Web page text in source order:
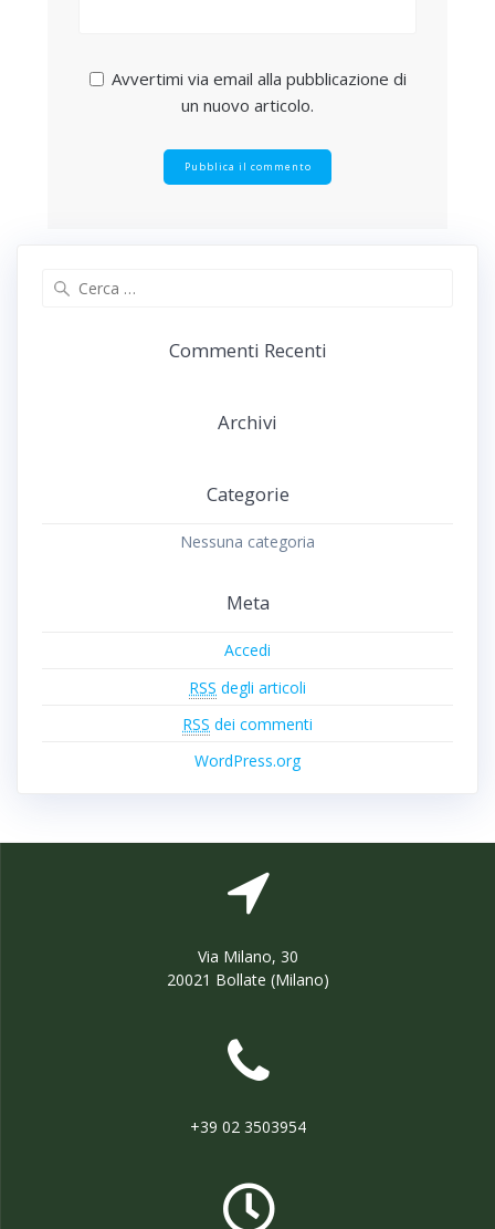
Avvertimi via email alla pubblicazione di
un nuovo articolo.
Commenti Recenti
Archivi
Categorie
Nessuna categoria
Meta
Accedi
RSS degli articoli
RSS dei commenti
WordPress.org
Via Milano, 30
20021 Bollate (Milano)
+39 02 3503954